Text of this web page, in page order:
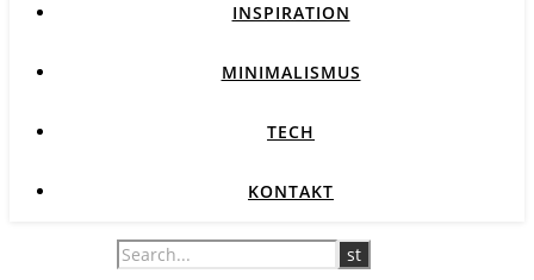
INSPIRATION
MINIMALISMUS
TECH
KONTAKT